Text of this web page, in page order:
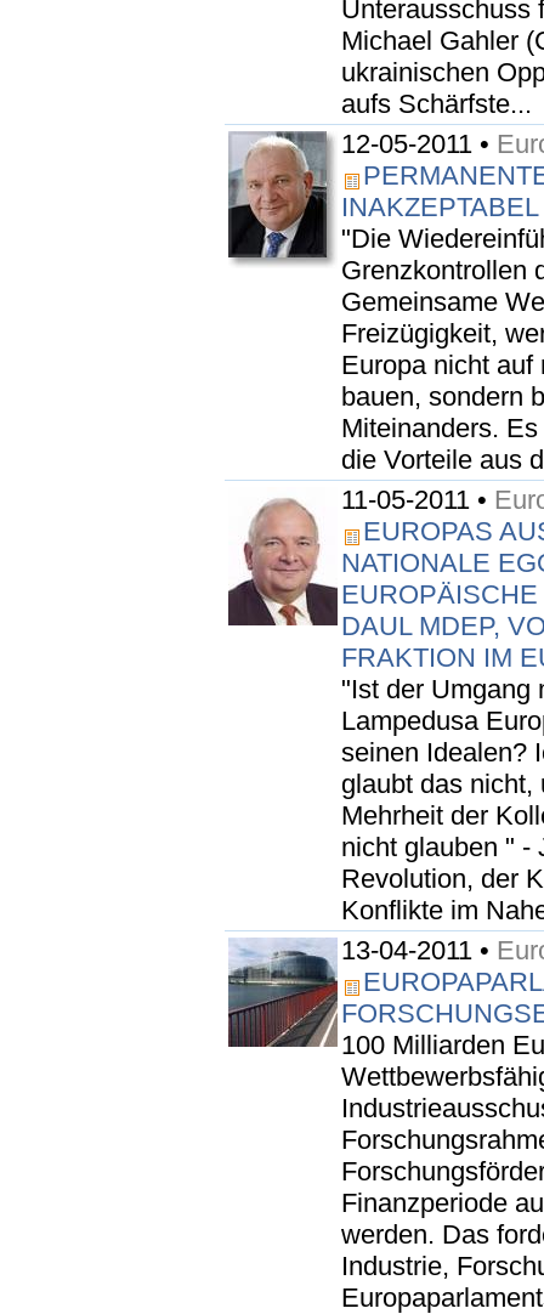
Unterausschuss
Michael Gahler
ukrainischen
aufs Schärfste...
12-05-2011 •
INAKZEPTABEL
"Die
Grenzkontrollen
Gemeinsame
Freizügigkeit,
Europa nicht auf
bauen, sondern
Miteinanders.
die Vorteile aus
11-05-2011 •
EUROPAS
ATIONALE
UROPÄISCHE
AUL MDEP,
RAKTION IM
"Ist der Umgang
Lampedusa
seinen Idealen?
glaubt das nicht,
Mehrheit der
nicht glauben " -
Revolution, der
Konflikte im
13-04-2011 •
100 Milliarden
Finanzperiode
werden. Das
Industrie,